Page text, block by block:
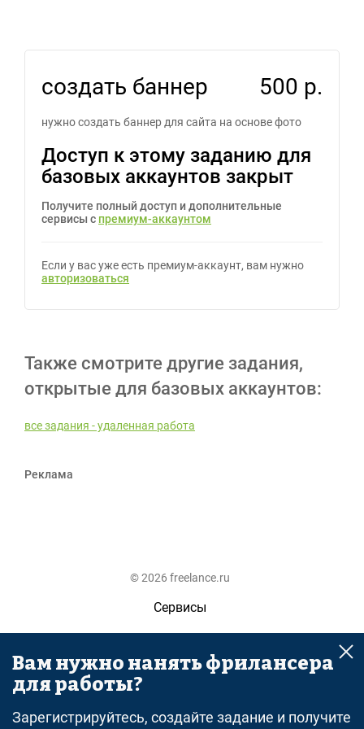
создать баннер 500 р.
нужно создать баннер для сайта на основе фото
Доступ к этому заданию для
базовых аккаунтов закрыт
Получите полный доступ и дополнительные
сервисы с премиум-аккаунтом
Если у вас уже есть премиум-аккаунт, вам нужно
авторизоваться
Также смотрите другие задания,
открытые для базовых аккаунтов:
все задания - удаленная работа
Реклама
© 2026 freelance.ru
Сервисы
Помощь
Поиск
Вам нужно нанять фрилансера
для работы?
Зарегистрируйтесь, создайте задание и получите